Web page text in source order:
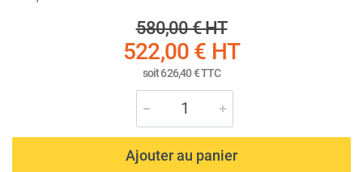
580,00 €HT
522,00 € HT
soit626,40 €TTC
Ajouter au panier